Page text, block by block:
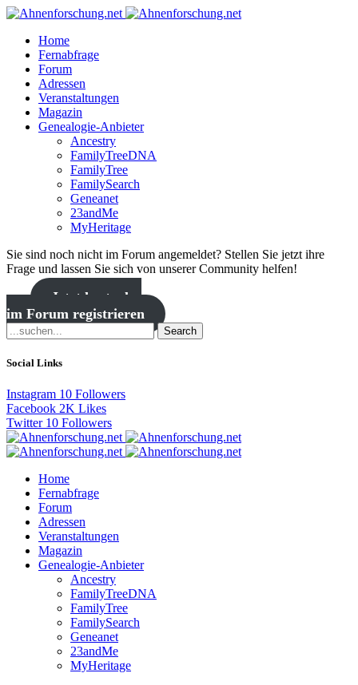
Home
Fernabfrage
Forum
Adressen
Veranstaltungen
Magazin
Genealogie-Anbieter
Ancestry
FamilyTreeDNA
FamilyTree
FamilySearch
Geneanet
23andMe
MyHeritage
Sie sind noch nicht im Forum angemeldet? Stellen Sie jetzt ihre
Frage und lassen Sie sich von unserer Community helfen!
Jetzt kostenlos
im Forum registrieren
Search
Social Links
Instagram 10 Followers
Facebook 2K Likes
Twitter 10 Followers
Home
Fernabfrage
Forum
Adressen
Veranstaltungen
Magazin
Genealogie-Anbieter
Ancestry
FamilyTreeDNA
FamilyTree
FamilySearch
Geneanet
23andMe
MyHeritage